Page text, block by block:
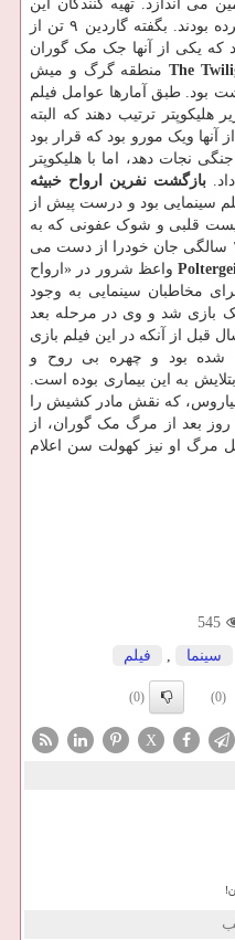
می اندازد. تهیه کنندگان این
فیلم حتی یک کشیش را استخدام کرده بودند. بگفته گاردین ۹ تن از
که یکی از آنها جک مک گوران
منطقه گرگ و میش
بود. طبق آمارها عوامل فیلم
ترتیب دهند که البته
ویک مورو بود که قرار بود
نجات دهد، اما با هلیکوپتر
بازگشت نفرین ارواح خبیثه
سینمایی بود و درست پیش از
ایست قلبی و شوک عفونی که به
خاطر تشخیص اشتباه بود، در سن ۱۲ سالگی جان خودرا از دست می
واعظ شرور در «ارواح
برای مخاطبان سینمایی به وجود
بازی شد و وی در مرحله بعد
قبل از آنکه در این فیلم بازی
شده بود و چهره بی روح و
به این بیماری بوده است.
که نقش مادر کشیش را
در فیلم «جن گیر» بازی می کرد، ۹ روز بعد از مرگ مک گوران، از
ساله بود و دلیل مرگ او نیز کهولت سن اعلام
545
سینما , فیلم
(0)
(0)
X